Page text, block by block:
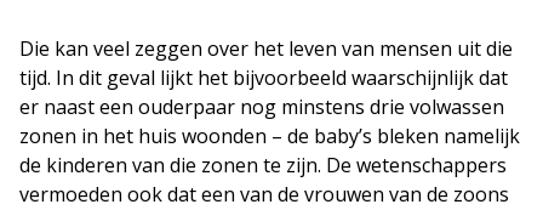
Die kan veel zeggen over het leven van mensen uit die
tijd. In dit geval lijkt het bijvoorbeeld waarschijnlijk dat
er naast een ouderpaar nog minstens drie volwassen
zonen in het huis woonden – de baby’s bleken namelijk
de kinderen van die zonen te zijn. De wetenschappers
vermoeden ook dat een van de vrouwen van de zoons